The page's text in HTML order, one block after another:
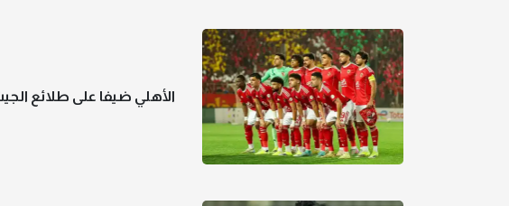
الأهلي ضيفا على طلائع